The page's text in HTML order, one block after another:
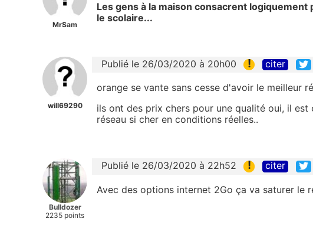
MrSam
Les gens à la maison consacrent
le scolaire...
will69290
Publié le 26/03/2020 à 20h00 ! citer
orange se vante sans cesse d'avoir le meilleur
ils ont des prix chers pour une qualité oui, il
réseau si cher en conditions réelles..
Bulldozer
2235 points
Publié le 26/03/2020 à 22h52 ! citer
Avec des options internet 2Go ça va saturer le